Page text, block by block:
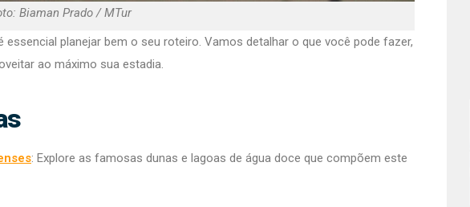
Biaman Prado / MTur
essencial planejar bem o seu roteiro. Vamos detalhar o que você pode fazer,
ao máximo sua estadia.
: Explore as famosas dunas e lagoas de água doce que compõem este